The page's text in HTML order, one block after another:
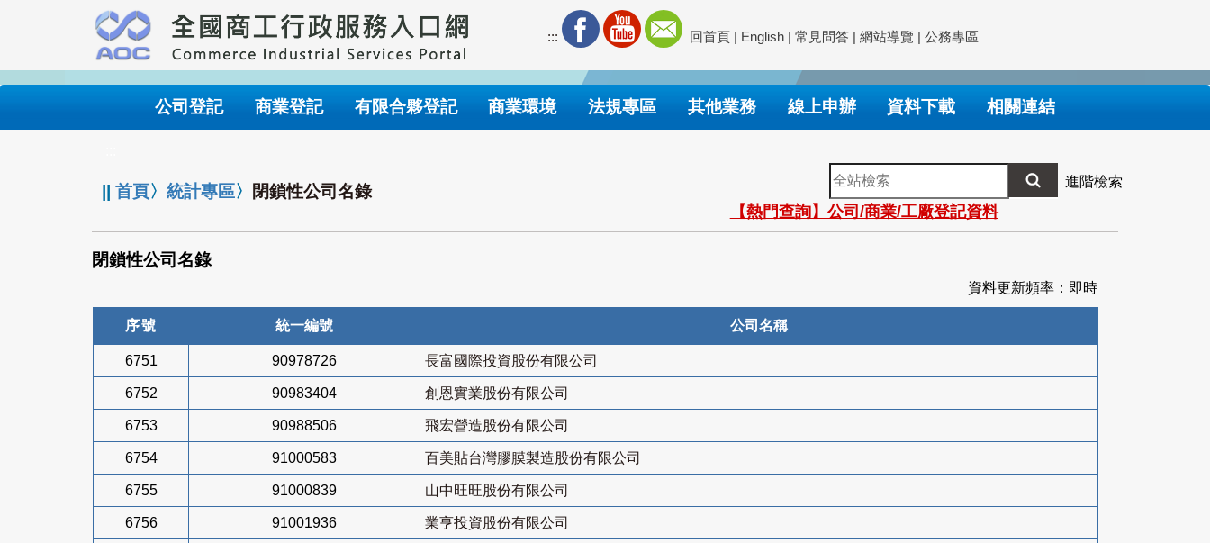
要
內
::: 回首頁 | English | 常見問答 | 網站導覽 | 公務專區
公司登記 商業登記 有限合夥登記 商業環境 法規專區 其他業務 線上申辦 資料下載 相關連結
||首頁〉統計專區〉 閉鎖性公司名錄
全
站
檢
索
進階檢索
【熱門查詢】公司/商業/工廠登記資料
閉鎖性公司名錄
資料更新頻率：即時
序號 統一編號 公司名稱
6751 90978726 長富國際投資股份有限公司
6752 90983404 創恩實業股份有限公司
6753 90988506 飛宏營造股份有限公司
6754 91000583 百美貼台灣膠膜製造股份有限公司
6755 91000839 山中旺旺股份有限公司
6756 91001936 業亨投資股份有限公司